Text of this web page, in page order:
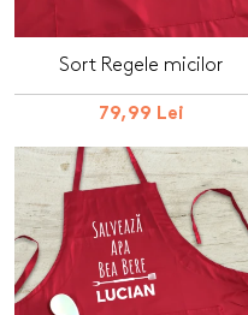
Sort Regele micilor
79,99 Lei